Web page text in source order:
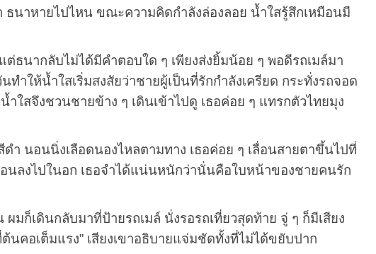
หายไปไหน ขณะความคิดกำลังล่องลอย น้ำใสรู้สึกเหมือนมี
ากลับไม่ได้มีคำตอบใด ๆ เพียงส่งยิ้มน้อย ๆ พอดีรถเมล์มา
ำให้น้ำใสเริ่มสงสัยว่าชายผู้เป็นที่รักกำลังเครียด กระทั่งรถจอด
ใสจึงชวนชายข้าง ๆ เดินเข้าไปดู เธอค่อย ๆ แทรกตัวไทยมุง
อนนิ่งเลือดนองไหลตามทาง เธอค่อย ๆ เลื่อนสายตาขึ้นไปที่
นลงไปในอก เธอจำได้แน่นหนักว่านั่นคือใบหน้าของชายคนรัก
เดินกลับมาที่ป้ายรถเมล์ นั่งรอรถเที่ยวสุดท้าย จู่ ๆ ก็มีเสียง
คอเต็มแรง” เสียงเขาอธิบายแจ่มชัดทั้งที่ไม่ได้ขยับปาก